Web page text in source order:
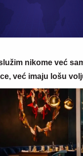
nikome već
već imaju lošu